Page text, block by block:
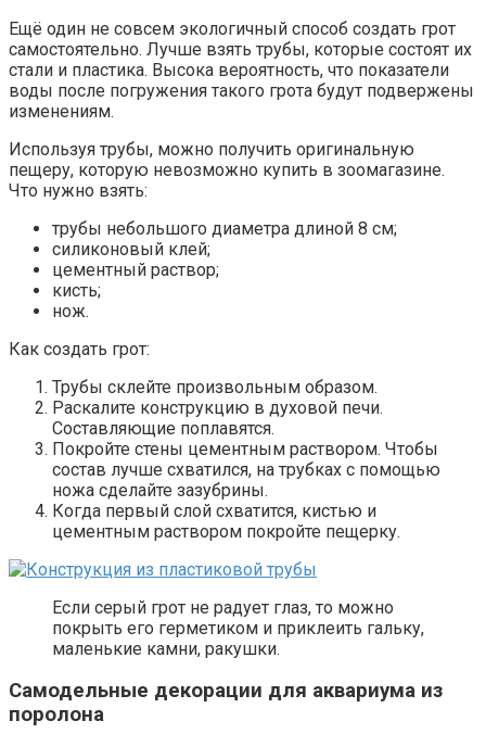
Ещё один не совсем экологичный способ создать грот
самостоятельно. Лучше взять трубы, которые состоят их
стали и пластика. Высока вероятность, что показатели
воды после погружения такого грота будут подвержены
изменениям.
Используя трубы, можно получить оригинальную
пещеру, которую невозможно купить в зоомагазине.
Что нужно взять:
трубы небольшого диаметра длиной 8 см;
силиконовый клей;
цементный раствор;
кисть;
нож.
Как создать грот:
Трубы склейте произвольным образом.
Раскалите конструкцию в духовой печи.
Составляющие поплавятся.
Покройте стены цементным раствором. Чтобы
состав лучше схватился, на трубках с помощью
ножа сделайте зазубрины.
Когда первый слой схватится, кистью и
цементным раствором покройте пещерку.
Если серый грот не радует глаз, то можно
покрыть его герметиком и приклеить гальку,
маленькие камни, ракушки.
Самодельные декорации для аквариума из
поролона